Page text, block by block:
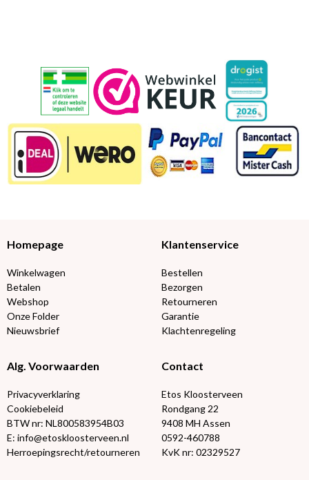
Homepage
Winkelwagen
Betalen
Webshop
Onze Folder
Nieuwsbrief
Klantenservice
Bestellen
Bezorgen
Retourneren
Garantie
Klachtenregeling
Alg. Voorwaarden
Privacyverklaring
Cookiebeleid
BTW nr: NL800583954B03
E: info@etoskloosterveen.nl
Herroepingsrecht/retourneren
Contact
Etos Kloosterveen
Rondgang 22
9408 MH Assen
0592-460788
KvK nr: 02329527